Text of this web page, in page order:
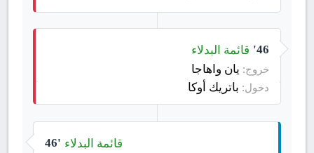
46' قائمة البدلاء
خروج: يان واهاجا
دخول: باتريك أوكا
46' قائمة البدلاء